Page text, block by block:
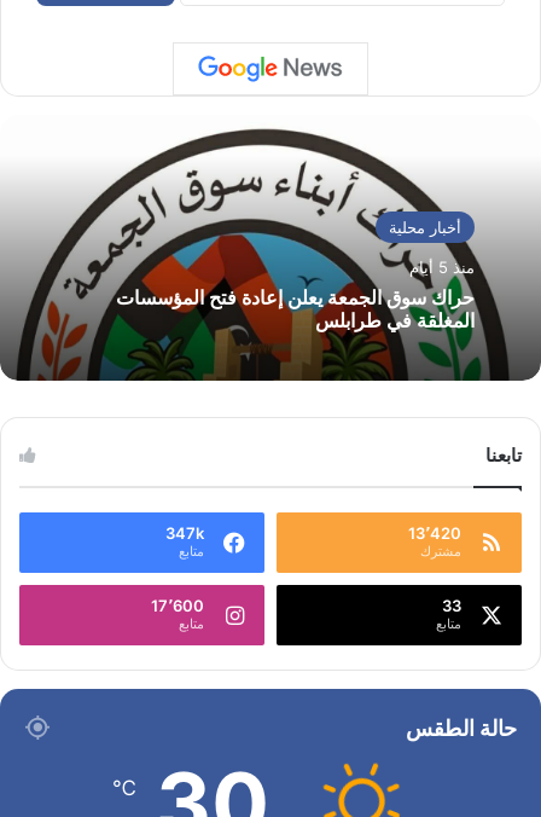
أخبار محلية
منذ 5 أيام
حراك سوق الجمعة يعلن إعادة فتح المؤسسات
المغلقة في طرابلس
تابعنا
13٬420
مشترك
347k
متابع
33
متابع
17٬600
متابع
حالة الطقس
℃